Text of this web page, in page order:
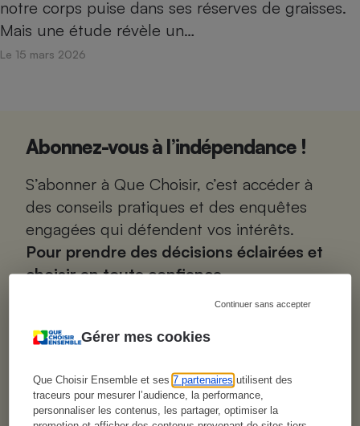
Gérer mes cookies
Que Choisir Ensemble et ses7 partenaires utilisent des
traceurs pour mesurer l’audience, la performance,
personnaliser les contenus, les partager, optimiser la
Continuer sans accepter
notre corps puise dans ses réserves de graisses.
Mais une étude révèle un…
Le 15 mars 2026
Abonnez-vous à l’indépendance !
S’abonner à Que Choisir, c’est accéder à
des conseils pratiques et des enquêtes
engagées qui défendent vos intérêts.
Pour prendre des décisions éclairées et
choisir en toute confiance.
Aucun financement par les marques ou les
laisse pas piloter par les lobbies. On défend un
seul intérêt, le vôtre.